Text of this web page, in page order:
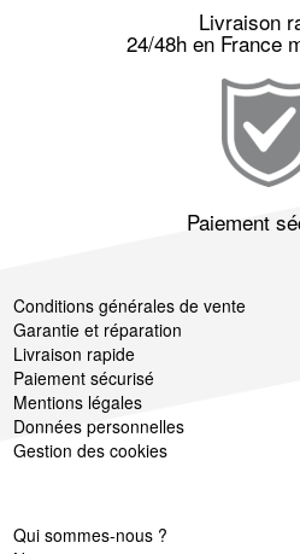
Livraison
24/48h en France
Paiement
Conditions générales de vente
Garantie et réparation
Livraison rapide
Paiement sécurisé
Mentions légales
Données personnelles
Gestion des cookies
Qui sommes-nous ?